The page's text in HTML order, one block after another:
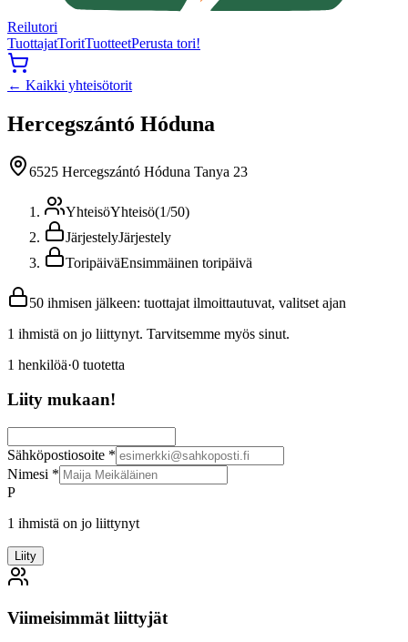
Reilutori
TuottajatToritTuotteetPerusta tori!
← Kaikki yhteisötorit
Hercegszántó Hóduna
6525 Hercegszántó Hóduna Tanya 23
YhteisöYhteisö(1/50)
JärjestelyJärjestely
ToripäiväEnsimmäinen toripäivä
50 ihmisen jälkeen: tuottajat ilmoittautuvat, valitset ajan
1 ihmistä on jo liittynyt. Tarvitsemme myös sinut.
1 henkilöä·0 tuotetta
Liity mukaan!
Sähköpostiosoite *
Nimesi *
P
1 ihmistä on jo liittynyt
Liity
Viimeisimmät liittyjät